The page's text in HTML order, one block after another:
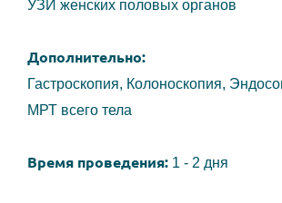
УЗИ женских половых органов
Дополнительно:
Гастроскопия, Колоноскопия,
МРТ всего тела
Время проведения: 1 - 2 дня